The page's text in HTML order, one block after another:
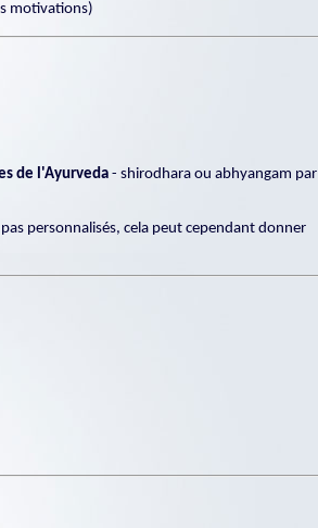
motivations)
de l'Ayurveda - shirodhara ou abhyangam par
personnalisés, cela peut cependant donner